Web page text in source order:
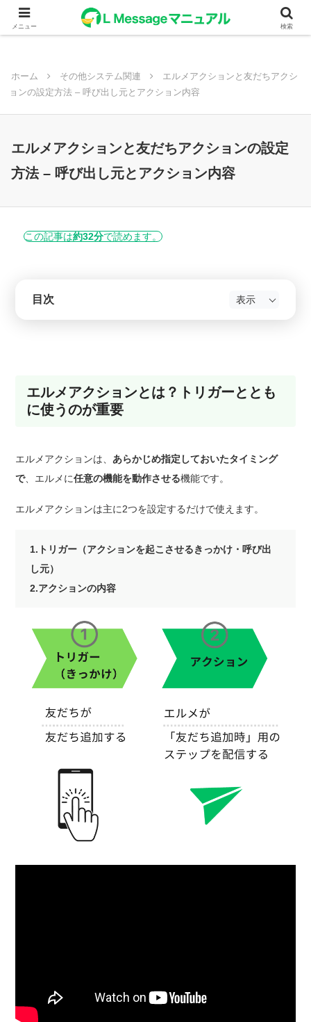
ホーム その他システム関連
エルメアクションと友だちアクシ
ョンの設定方法 – 呼び出し元とアクション内容
エルメアクションと友だちアクションの設定
方法 – 呼び出し元とアクション内容
この記事は約32分で読めます。
目次
エルメアクションとは？トリガーととも
に使うのが重要
エルメアクションは、 あらかじめ指定しておいたタイミング
で、エルメに任意の機能を動作させる機能です。
エルメアクションは主に2つを設定するだけで使えます。
1.トリガー（アクションを起こさせるきっかけ・呼び出
し元）
2.アクションの内容
メニュー 検索